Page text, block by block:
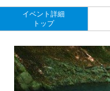
イベント詳細
トップ